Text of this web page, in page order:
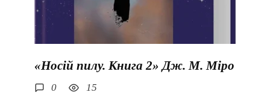
«Носій пилу. Книга 2» Дж. М. Міро
0 15